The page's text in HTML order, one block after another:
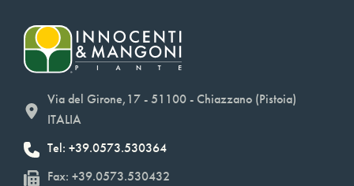
Via del Girone,17 - 51100 - Chiazzano (Pistoia)
ITALIA
Tel: +39.0573.530364
Fax: +39.0573.530432